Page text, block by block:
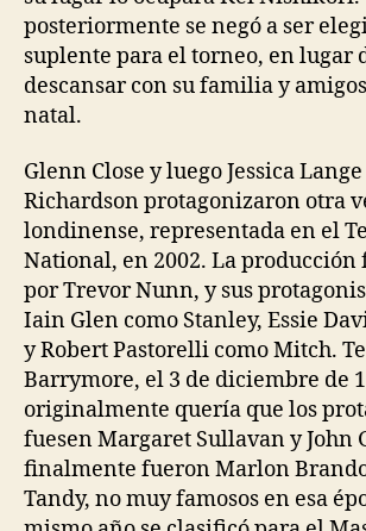
posteriormente se negó a ser
suplente para el torneo, en lugar
descansar con su familia y
natal.
Glenn Close y luego Jessica
Richardson protagonizaron otra
londinense, representada en el
National, en 2002. La
por Trevor Nunn, y sus
Iain Glen como Stanley, Essie
y Robert Pastorelli como Mitch.
Barrymore, el 3 de diciembre de
originalmente quería que los
fuesen Margaret Sullavan y John
finalmente fueron Marlon Brando
Tandy, no muy famosos en esa